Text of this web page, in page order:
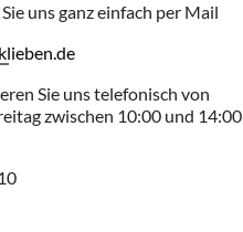
uns ganz einfach per Mail
Sie uns telefonisch von
zwischen 10:00 und 14:00